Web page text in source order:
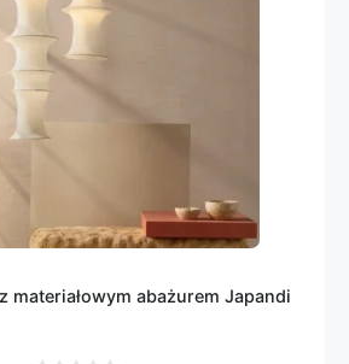
materiałowym abażurem Japandi